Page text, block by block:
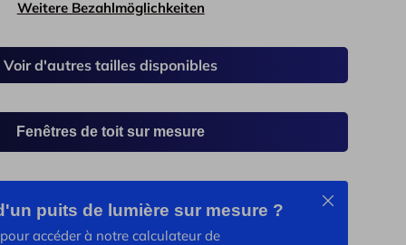
laden laden
Weitere Bezahlmöglichkeiten
Voir d'autres tailles disponibles
Fenêtres de toit sur mesure
puits de lumière sur mesure ?
pour accéder à notre calculateur de
Schließen